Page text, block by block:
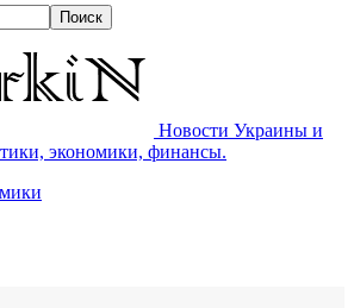
Новости Украины и
экономики, финансы.